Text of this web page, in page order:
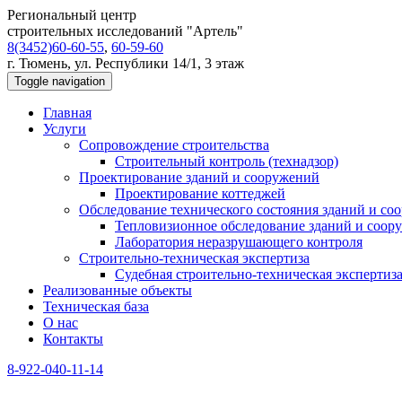
Региональный центр
строительных исследований "Артель"
8(3452)60-60-55, 60-59-60
г. Тюмень, ул. Республики 14/1, 3 этаж
Toggle navigation
Главная
Услуги
Сопровождение строительства
Строительный контроль (технадзор)
Проектирование зданий и сооружений
Проектирование коттеджей
Обследование технического состояния зданий и
Тепловизионное обследование зданий и
Лаборатория неразрушающего контроля
Строительно-техническая экспертиза
Судебная строительно-техническая экспертиза
Реализованные объекты
Техническая база
О нас
Контакты
8-922-040-11-14